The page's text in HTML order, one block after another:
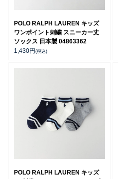
POLO RALPH LAUREN キッズ
ワンポイント刺繍 スニーカー丈
ソックス 日本製 04863362
1,430円 (税込)
POLO RALPH LAUREN キッズ